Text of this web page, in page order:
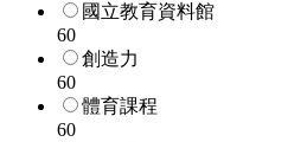
國立教育資料館
60
創造力
60
體育課程
60